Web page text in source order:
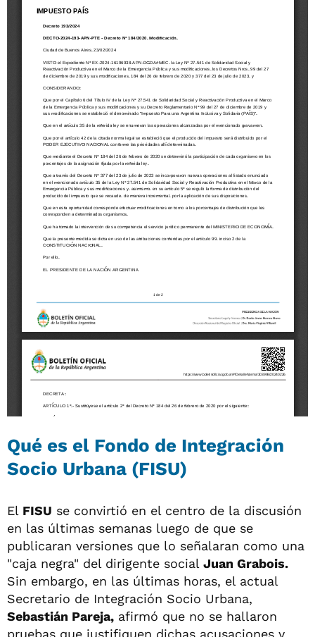
Qué es el Fondo de Integración
Socio Urbana (FISU)
El FISU se convirtió en el centro de la discusión
en las últimas semanas luego de que se
publicaran versiones que lo señalaran como una
"caja negra" del dirigente social Juan Grabois.
Sin embargo, en las últimas horas, el actual
Secretario de Integración Socio Urbana,
Sebastián Pareja, afirmó que no se hallaron
pruebas que justifiquen dichas acusaciones y